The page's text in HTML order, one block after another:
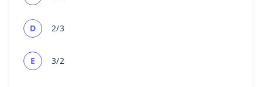
D 2/3
E 3/2